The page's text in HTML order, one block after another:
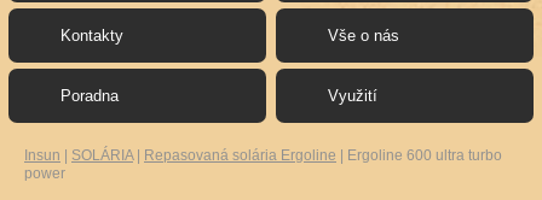
Kontakty Vše o nás
Poradna Využití
Insun SOLÁRIA| Repasovaná solária Ergoline
Ergoline 600 ultra turbo
power